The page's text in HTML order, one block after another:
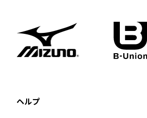
ヘルプ